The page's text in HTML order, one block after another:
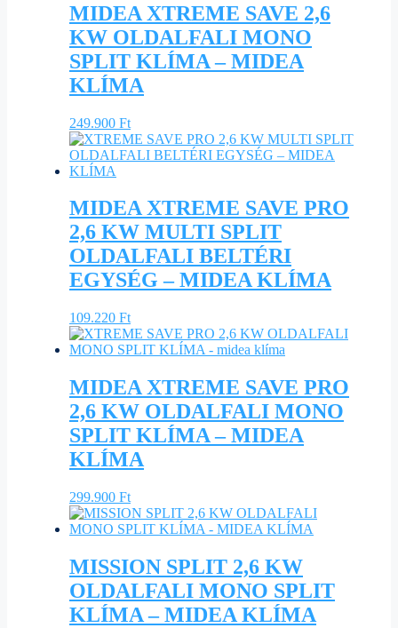
MIDEA XTREME SAVE 2,6
KW OLDALFALI MONO
SPLIT KLÍMA – MIDEA
KLÍMA
249.900 Ft
MIDEA XTREME SAVE PRO
2,6 KW MULTI SPLIT
OLDALFALI BELTÉRI
EGYSÉG – MIDEA KLÍMA
109.220 Ft
MIDEA XTREME SAVE PRO
2,6 KW OLDALFALI MONO
SPLIT KLÍMA – MIDEA
KLÍMA
299.900 Ft
MISSION SPLIT 2,6 KW
OLDALFALI MONO SPLIT
KLÍMA – MIDEA KLÍMA